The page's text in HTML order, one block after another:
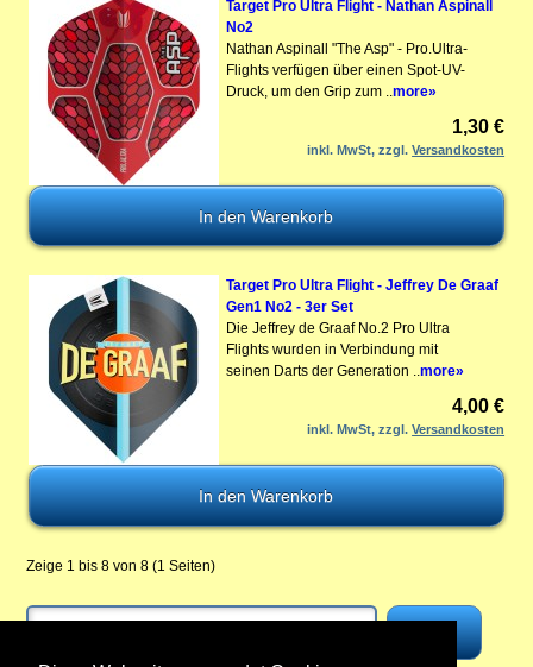
Target Pro Ultra Flight - Nathan Aspinall
No2
Nathan Aspinall "The Asp" - Pro.Ultra-
Flights verfügen über einen Spot-UV-
Druck, um den Grip zum ..more»
1,30 €
inkl. MwSt, zzgl.Versandkosten
Target Pro Ultra Flight - Jeffrey De Graaf
Gen1 No2 - 3er Set
Die Jeffrey de Graaf No.2 Pro Ultra
Flights wurden in Verbindung mit
seinen Darts der Generation ..more»
4,00 €
inkl. MwSt, zzgl.Versandkosten
Zeige 1 bis 8 von 8 (1 Seiten)